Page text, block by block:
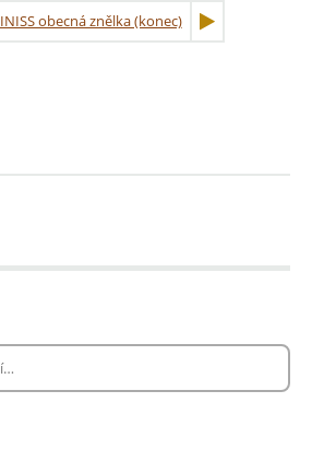
INISS obecná znělka (konec)